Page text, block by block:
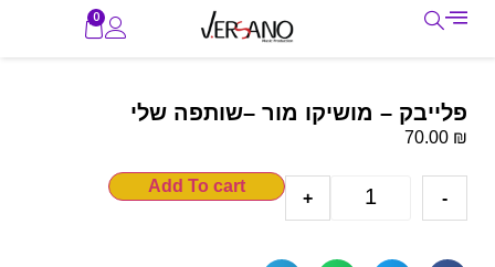
0
פלייבק – מושיקו מור –שותפה שלי
70.00 ₪
-
+
Add To cart